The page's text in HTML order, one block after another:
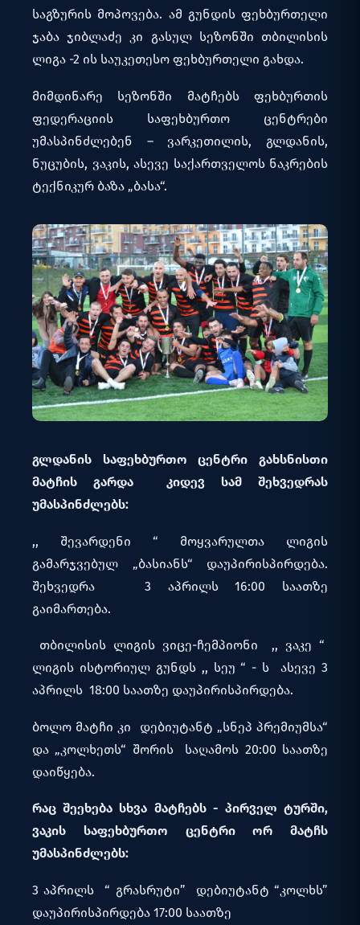
საგზურის მოპოვება. ამ გუნდის ფეხბურთელი
ჯაბა ჯიბლაძე კი გასულ სეზონში თბილისის
ლიგა -2 ის საუკეთესო ფეხბურთელი გახდა.
მიმდინარე სეზონში მატჩებს ფეხბურთის
ფედერაციის საფეხბურთო ცენტრები
უმასპინძლებენ – ვარკეთილის, გლდანის,
ნუცუბის, ვაკის, ასევე საქართველოს ნაკრების
ტექნიკურ ბაზა „ბასა“.
გლდანის საფეხბურთო ცენტრი
გახსნისთი
მატჩის გარდა
კიდევ სამ
შეხვედრას
უმასპინძლებს:
,, შევარდენი “ მოყვარულთა ლიგის
გამარჯვებულ „ბასიანს“ დაუპირისპირდება.
შეხვედრა 3 აპრილს 16:00 საათზე
გაიმართება.
თბილისის ლიგის ვიცე-ჩემპიონი ,, ვაკე “
ლიგის ისტორიულ გუნდს ,, სეუ “ - ს ასევე 3
აპრილს 18:00 საათზე დაუპირისპირდება.
ბოლო მატჩი კი დებიუტანტ „სნეპ პრემიუმსა“
და „კოლხეთს“ შორის საღამოს 20:00 საათზე
დაიწყება.
რაც შეეხება სხვა მატჩებს - პირველ ტურში,
ვაკის
საფეხბურთო ცენტრი ორ
მატჩს
უმასპინძლებს:
3 აპრილს “ გრასრუტი” დებიუტანტ “კოლხს”
დაუპირისპირდება 17:00 საათზე